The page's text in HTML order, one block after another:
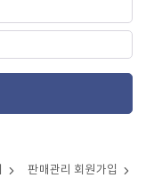
판매관리 회원가입